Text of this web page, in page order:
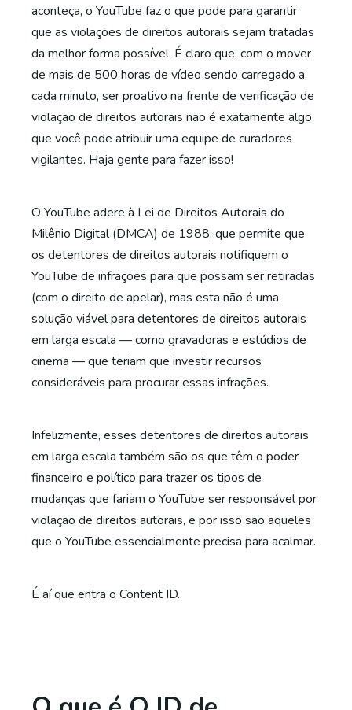
aconteça, o YouTube faz o que pode para garantir
que as violações de direitos autorais sejam tratadas
da melhor forma possível. É claro que, com o mover
de mais de 500 horas de vídeo sendo carregado a
cada minuto, ser proativo na frente de verificação de
violação de direitos autorais não é exatamente algo
que você pode atribuir uma equipe de curadores
vigilantes. Haja gente para fazer isso!
O YouTube adere à Lei de Direitos Autorais do
Milênio Digital (DMCA) de 1988, que permite que
os detentores de direitos autorais notifiquem o
YouTube de infrações para que possam ser retiradas
(com o direito de apelar), mas esta não é uma
solução viável para detentores de direitos autorais
em larga escala — como gravadoras e estúdios de
cinema — que teriam que investir recursos
consideráveis para procurar essas infrações.
Infelizmente, esses detentores de direitos autorais
em larga escala também são os que têm o poder
financeiro e político para trazer os tipos de
mudanças que fariam o YouTube ser responsável por
violação de direitos autorais, e por isso são aqueles
que o YouTube essencialmente precisa para acalmar.
É aí que entra o Content ID.